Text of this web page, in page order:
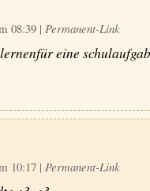
08:39 | Permanent-Link
eine
10:17 | Permanent-Link